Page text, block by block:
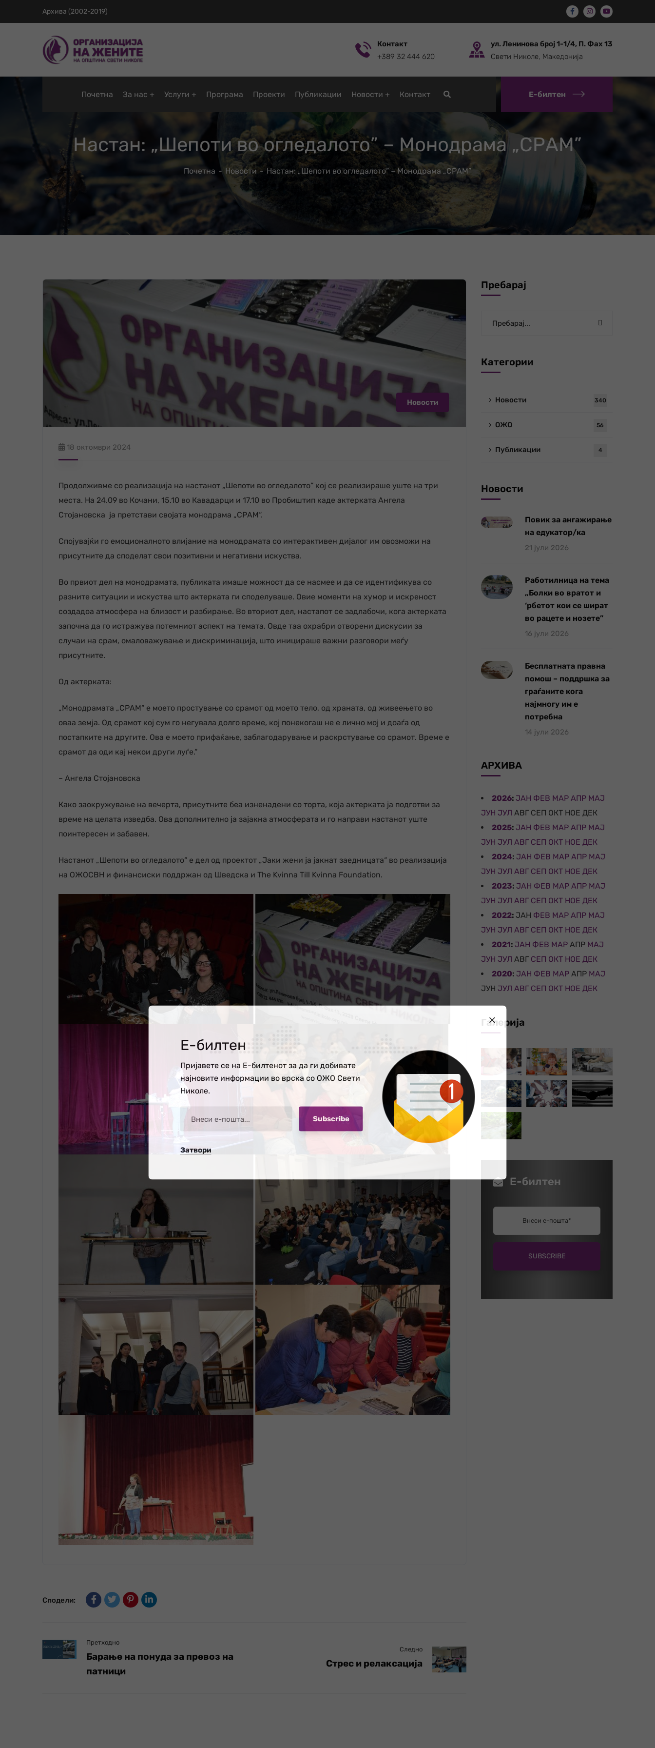
Архива (2002-2019)
Контакт
+389 32 444 620
ул. Ленинова број 1-1/4, П. Фах 13
Свети Николе, Македонија
Почетна За нас Услуги Програмa Проекти Публикации Новости Контакт Е-билтен
Настан: „Шепоти во огледалото” – Монодрама „СРАМ”
Почетна Новости Настан: „Шепоти во огледалото” – Монодрама „СРАМ”
Новости
18 октомври 2024
Продолживме со реализација на настанот „Шепоти во огледалото“ кој се реализираше уште на три
места. На 24.09 во Кочани, 15.10 во Кавадарци и 17.10 во Пробиштип каде актерката Ангела
Стојановска ја претстави својата монодрама „СРАМ“.
Спојувајќи го емоционалното влијание на монодрамата со интерактивен дијалог им овозможи на
присутните да споделат свои позитивни и негативни искуства.
Во првиот дел на монодрамата, публиката имаше можност да се насмее и да се идентификува со
разните ситуации и искуства што актерката ги споделуваше. Овие моменти на хумор и искреност
создадоа атмосфера на близост и разбирање. Во вториот дел, настапот се задлабочи, кога актерката
започна да го истражува потемниот аспект на темата. Овде таа охрабри отворени дискусии за
случаи на срам, омаловажување и дискриминација, што иницираше важни разговори меѓу
присутните.
Од актерката:
„Монодрамата „СРАМ“ е моето простување со срамот од моето тело, од храната, од живеењето во
оваа земја. Од срамот кој сум го негувала долго време, кој понекогаш не е лично мој и доаѓа од
постапките на другите. Ова е моето прифаќање, заблагодарување и раскрстување со срамот. Време е
срамот да оди кај некои други луѓе.“
– Ангела Стојановска
Како заокружување на вечерта, присутните беа изненадени со торта, која актерката ја подготви за
време на целата изведба. Ова дополнително ја зајакна атмосферата и го направи настанот уште
поинтересен и забавен.
Настанот „Шепоти во огледалото“ е дел од проектот „Јаки жени ја јакнат заедницата“ во реализација
на ОЖОСВН и финансиски поддржан од Шведска и The Kvinna Till Kvinna Foundation.
Сподели:
Претходно
Барање на понуда за превоз на
патници
Следно
Стрес и релаксација
Пребарај
Категории
Новости 340
ОЖО 56
Публикации 4
Новости
Повик за ангажирање
на едукатор/ка
21 јули 2026
Работилница на тема
„Болки во вратот и
‘рбетот кои се шират
во рацете и нозете”
16 јули 2026
Бесплатната правна
помош – поддршка за
граѓаните кога
најмногу им е
потребна
14 јули 2026
АРХИВА
2026: ЈАН ФЕВ МАР АПР МАЈ
ЈУН ЈУЛ АВГ СЕП ОКТ НОЕ ДЕК
2025: ЈАН ФЕВ МАР АПР МАЈ
ЈУН ЈУЛ АВГ СЕП ОКТ НОЕ ДЕК
2024: ЈАН ФЕВ МАР АПР МАЈ
ЈУН ЈУЛ АВГ СЕП ОКТ НОЕ ДЕК
2023: ЈАН ФЕВ МАР АПР МАЈ
ЈУН ЈУЛ АВГ СЕП ОКТ НОЕ ДЕК
2022: ЈАН ФЕВ МАР АПР МАЈ
ЈУН ЈУЛ АВГ СЕП ОКТ НОЕ ДЕК
2021: ЈАН ФЕВ МАР АПР МАЈ
ЈУН ЈУЛ АВГ СЕП ОКТ НОЕ ДЕК
2020: ЈАН ФЕВ МАР АПР МАЈ
ЈУН ЈУЛ АВГ СЕП ОКТ НОЕ ДЕК
Галерија
Е-билтен
Е-билтен
Пријавете се на Е-билтенот за да ги добивате
најновите информации во врска со ОЖО Свети
Николе.
Затвори